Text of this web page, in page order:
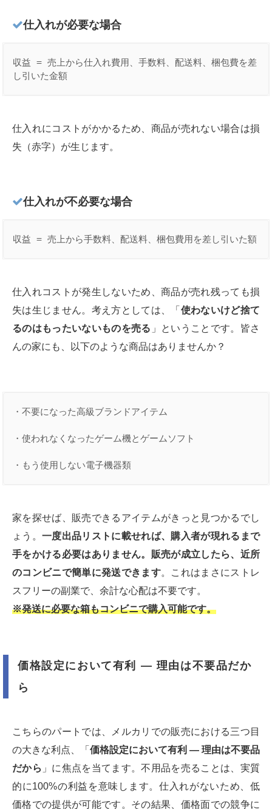
仕入れが必要な場合
収益 = 売上から仕入れ費用、手数料、配送料、梱包費を差
し引いた金額
仕入れにコストがかかるため、商品が売れない場合は損
失（赤字）が生じます。
仕入れが不必要な場合
収益 = 売上から手数料、配送料、梱包費用を差し引いた額
仕入れコストが発生しないため、商品が売れ残っても損
失は生じません。考え方としては、「 使わないけど捨て
るのはもったいないものを売る 」ということです。皆さ
んの家にも、以下のような商品はありませんか？
・不要になった高級ブランドアイテム
・使われなくなったゲーム機とゲームソフト
・もう使用しない電子機器類
家を探せば、販売できるアイテムがきっと見つかるでし
ょう。 一度出品リストに載せれば、購入者が現れるまで
手をかける必要はありません。販売が成立したら、近所
のコンビニで簡単に発送できます。これはまさにストレ
スフリーの副業で、余計な心配は不要です。
※発送に必要な箱もコンビニで購入可能です。
価格設定において有利 ― 理由は不要品だか
ら
こちらのパートでは、メルカリでの販売における三つ目
の大きな利点、「 価格設定において有利 ― 理由は不要品
だから 」に焦点を当てます。不用品を売ることは、実質
的に100%の利益を意味します。仕入れがないため、低
価格での提供が可能です。その結果、価格面での競争に